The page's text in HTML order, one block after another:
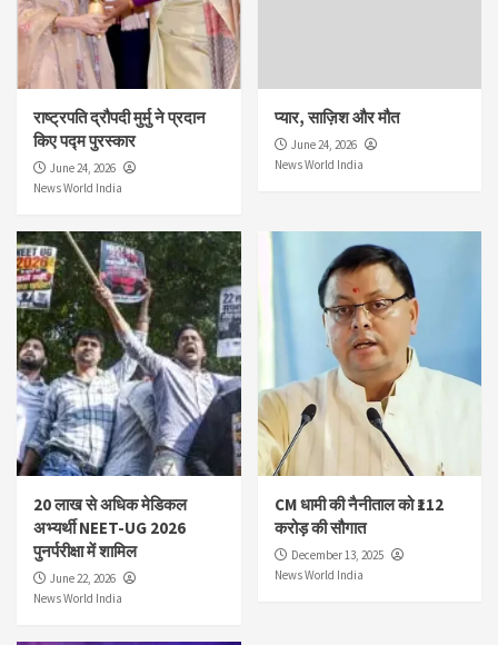
राष्ट्रपति द्रौपदी मुर्मु ने प्रदान
किए पद्म पुरस्कार
June 24, 2026
News World India
प्यार, साज़िश और मौत
June 24, 2026
News World India
20 लाख से अधिक मेडिकल
अभ्यर्थी NEET-UG 2026
पुनर्परीक्षा में शामिल
June 22, 2026
News World India
CM धामी की नैनीताल को ₹112
करोड़ की सौगात
December 13, 2025
News World India